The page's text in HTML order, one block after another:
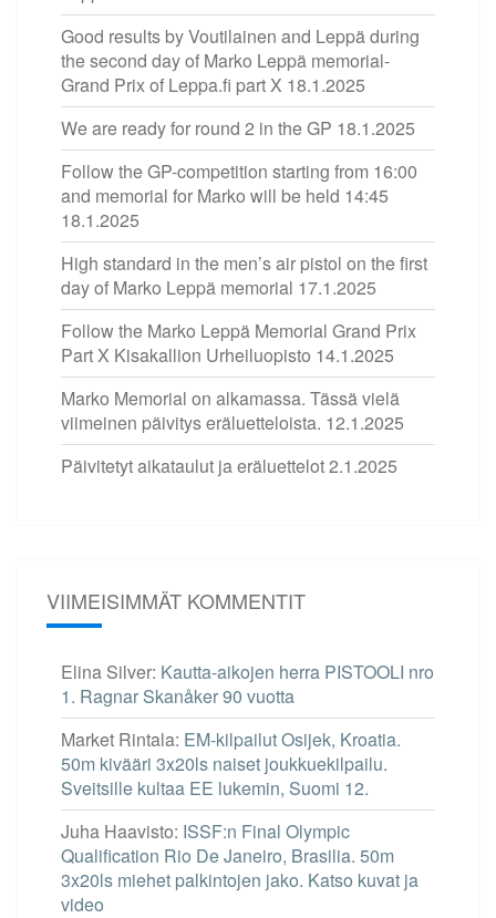
Good results by Voutilainen and Leppä during
the second day of Marko Leppä memorial-
Grand Prix of Leppa.fi part X 18.1.2025
We are ready for round 2 in the GP 18.1.2025
Follow the GP-competition starting from 16:00
and memorial for Marko will be held 14:45
18.1.2025
High standard in the men’s air pistol on the first
day of Marko Leppä memorial 17.1.2025
Follow the Marko Leppä Memorial Grand Prix
Part X Kisakallion Urheiluopisto 14.1.2025
Marko Memorial on alkamassa. Tässä vielä
viimeinen päivitys eräluetteloista. 12.1.2025
Päivitetyt aikataulut ja eräluettelot2.1.2025
VIIMEISIMMÄT KOMMENTIT
Elina Silver: Kautta-aikojen herra PISTOOLI nro
1. Ragnar Skanåker 90 vuotta
Market Rintala: EM-kilpailut Osijek, Kroatia.
50m kivääri 3x20ls naiset joukkuekilpailu.
Sveitsille kultaa EE lukemin, Suomi 12.
Juha Haavisto: ISSF:n Final Olympic
Qualification Rio De Janeiro, Brasilia. 50m
3x20ls miehet palkintojen jako. Katso kuvat ja
video